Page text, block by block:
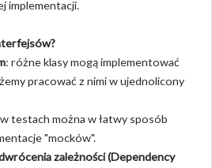
implementacji.
: różne klasy mogą implementować
pracować z nimi w ujednolicony
testach można w łatwy sposób
"mocków".
zależności (Dependency